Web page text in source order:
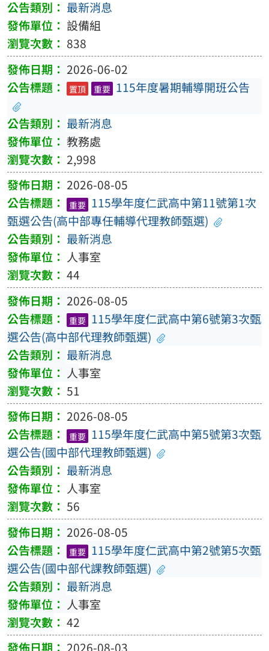
最新消息
設備組
838
2026-06-02
置頂 重要 115年度暑期輔導開班公告
最新消息
教務處
2,998
2026-08-05
重要 115學年度仁武高中第11號第1次
甄選公告(高中部專任輔導代理教師甄選)
最新消息
人事室
44
2026-08-05
重要 115學年度仁武高中第6號第3次甄
選公告(高中部代理教師甄選)
最新消息
人事室
51
2026-08-05
重要 115學年度仁武高中第5號第3次甄
選公告(國中部代理教師甄選)
最新消息
人事室
56
2026-08-05
重要 115學年度仁武高中第2號第5次甄
選公告(國中部代課教師甄選)
最新消息
人事室
42